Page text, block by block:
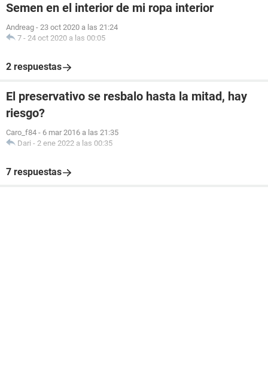
Semen en el interior de mi ropa interior
Andreag - 23 oct 2020 a las 21:24
7 - 24 oct 2020 a las 00:05
2 respuestas
El preservativo se resbalo hasta la mitad, hay
riesgo?
Caro_f84 - 6 mar 2016 a las 21:35
Dari - 2 ene 2022 a las 00:35
7 respuestas